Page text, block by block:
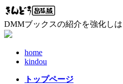
コ
テ
ン
ナ
ゲ
ー
DMMブックスの紹介を強化し
home
kindou
トップページ